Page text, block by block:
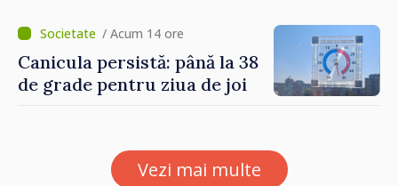
/ Acum 14 ore
Canicula persistă: până la 38
de grade pentru ziua de joi
Vezi mai multe